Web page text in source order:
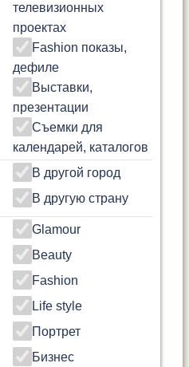
телевизионных
проектах
Fashion показы,
дефиле
Выставки,
презентации
Съемки для
календарей, каталогов
В другой город
В другую страну
Glamour
Beauty
Fashion
Life style
Портрет
Бизнес